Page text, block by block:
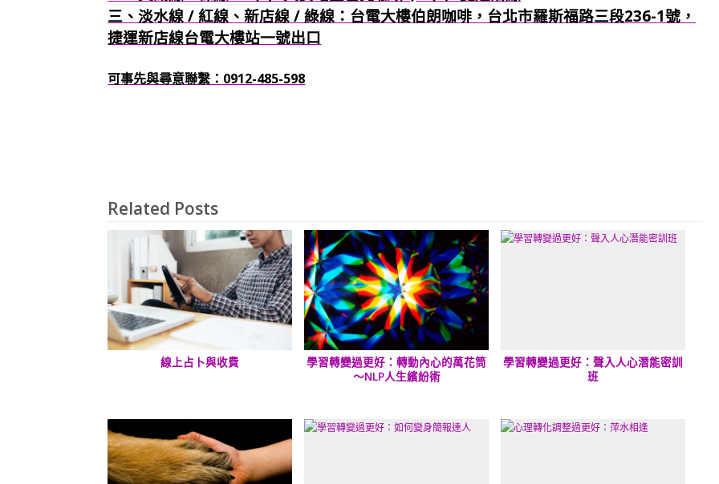
三、淡水線 / 紅線、新店線 / 綠線：台電大樓伯朗咖啡，台北市羅斯福路三段236-1號，
捷運新店線台電大樓站一號出口
可事先與尋意聯繫：0912-485-598
Related Posts
線上占卜與收費
學習轉變過更好：轉動內心的萬花筒
～NLP人生繽紛術
學習轉變過更好：聲入人心潛能密訓
班